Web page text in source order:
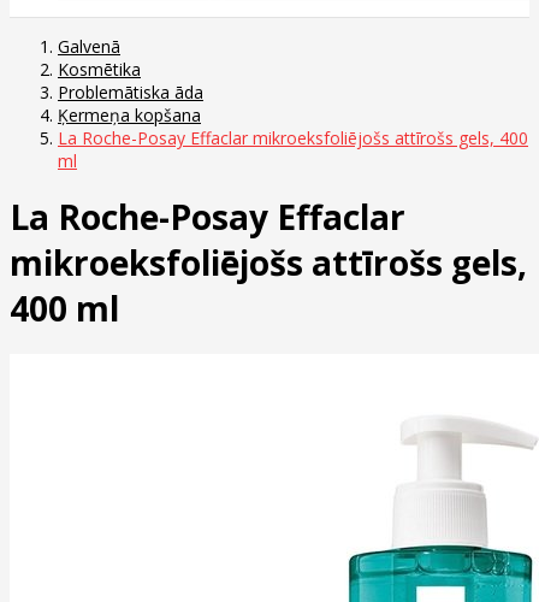
Galvenā
Kosmētika
Problemātiska āda
Ķermeņa kopšana
La Roche-Posay Effaclar mikroeksfoliējošs attīrošs gels, 400
ml
La Roche-Posay Effaclar
mikroeksfoliējošs attīrošs gels,
400 ml